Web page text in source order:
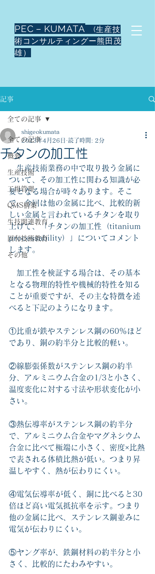
PEC－KUMATA
(生産技
術コンサルティングー熊田茂
雄）
記事
全ての記事
概要
生産技術
工場管理
QMS構築
生技関連教育
固有技術教育
その他
全ての記事
チタンの加工性
shigeokumata
2023年4月26日
読了時間: 2分
生産技術業務の中で取り扱う金属に
ついて、その加工性に関わる知識が必
要となる場合が時々あります。そこ
で、今回は他の金属に比べ、比較的新
しい金属と言われているチタンを取り
上げて、「チタンの加工性（titanium
processability）」についてコメント
します。
加工性を検証する場合は、その基本
となる物理的特性や機械的特性を知る
ことが重要ですが、その主な特徴を述
べると下記のようになります。
①比重が鉄やステンレス鋼の60％ほど
であり、銅の約半分と比較的軽い。
②線膨張係数がステンレス鋼の約半
分、アルミニウム合金の1/3と小さく、
温度変化に対する寸法や形状変化が小
さい。
③熱伝導率がステンレス鋼の約半分
で、アルミニウム合金やマグネシウム
合金に比べて極端に小さく、密度×比熱
で表される体積比熱が低い。つまり昇
温しやすく、熱が伝わりにくい。
④電気伝導率が低く、銅に比べると30
倍ほど高い電気抵抗率を示す。つまり
他の金属に比べ、ステンレス鋼並みに
電気が伝わりにくい。
⑤ヤング率が、鉄鋼材料の約半分と小
さく、比較的にたわみやすい。